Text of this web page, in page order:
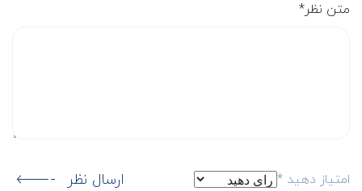
متن نظر*
امتیاز دهید * ارسال نظر